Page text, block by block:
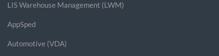
LIS Warehouse Management (LWM)
AppSped
Automotive (VDA)